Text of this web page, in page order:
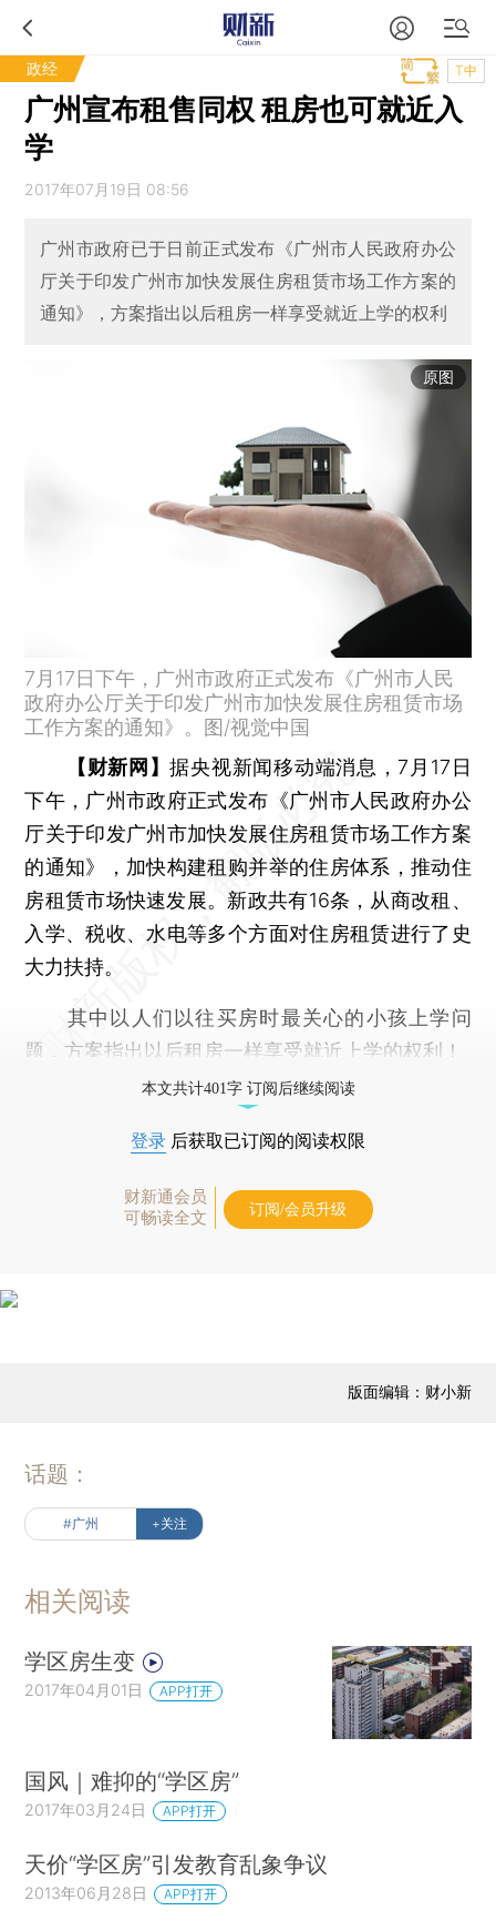
政经 T中
广州宣布租售同权 租房也可就近入
学
2017年07月19日 08:56
广州市政府已于日前正式发布《广州市人民政府办公
厅关于印发广州市加快发展住房租赁市场工作方案的
通知》，方案指出以后租房一样享受就近上学的权利
原图
7月17日下午，广州市政府正式发布《广州市人民
政府办公厅关于印发广州市加快发展住房租赁市场
工作方案的通知》。图/视觉中国
【财新网】据央视新闻移动端消息，7月17日
下午，广州市政府正式发布《广州市人民政府办公
厅关于印发广州市加快发展住房租赁市场工作方案
的通知》，加快构建租购并举的住房体系，推动住
房租赁市场快速发展。新政共有16条，从商改租、
入学、税收、水电等多个方面对住房租赁进行了史
大力扶持。
其中以人们以往买房时最关心的小孩上学问
题，方案指出以后租房一样享受就近上学的权利！
本文共计401字 订阅后继续阅读
登录 后获取已订阅的阅读权限
财新通会员
可畅读全文
订阅/会员升级
版面编辑：财小新
话题：
#广州 +关注
相关阅读
学区房生变
2017年04月01日 APP打开
国风｜难抑的“学区房”
2017年03月24日 APP打开
天价“学区房”引发教育乱象争议
2013年06月28日 APP打开